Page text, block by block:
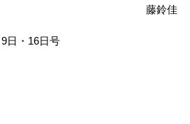
藤鈴佳
日・16日号